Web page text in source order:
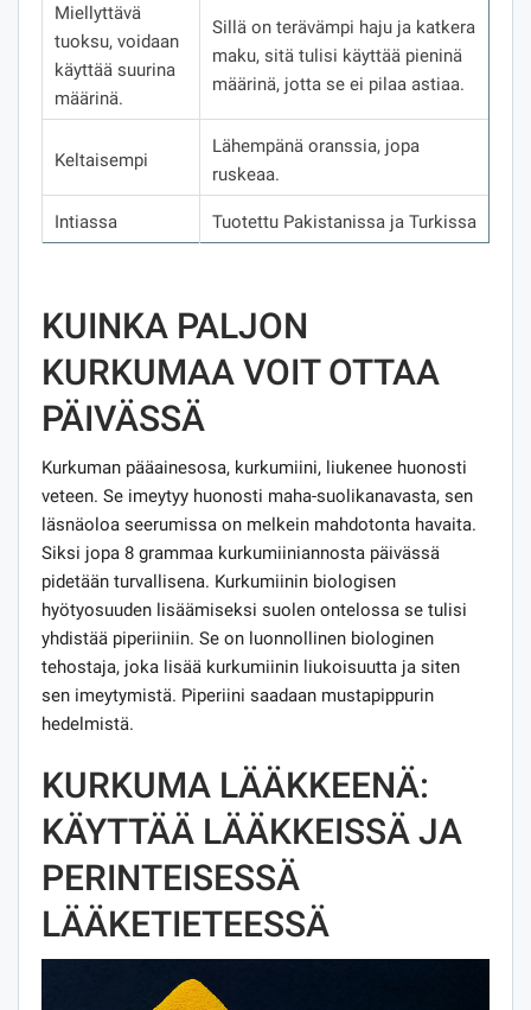
Miellyttävä
tuoksu, voidaan
käyttää suurina
määrinä.
Sillä on terävämpi haju ja katkera
maku, sitä tulisi käyttää pieninä
määrinä, jotta se ei pilaa astiaa.
Keltaisempi
Lähempänä oranssia, jopa
ruskeaa.
Intiassa Tuotettu Pakistanissa ja Turkissa
KUINKA PALJON
KURKUMAA VOIT OTTAA
PÄIVÄSSÄ
Kurkuman pääainesosa, kurkumiini, liukenee huonosti
veteen. Se imeytyy huonosti maha-suolikanavasta, sen
läsnäoloa seerumissa on melkein mahdotonta havaita.
Siksi jopa 8 grammaa kurkumiiniannosta päivässä
pidetään turvallisena. Kurkumiinin biologisen
hyötyosuuden lisäämiseksi suolen ontelossa se tulisi
yhdistää piperiiniin. Se on luonnollinen biologinen
tehostaja, joka lisää kurkumiinin liukoisuutta ja siten
sen imeytymistä. Piperiini saadaan mustapippurin
hedelmistä.
KURKUMA LÄÄKKEENÄ:
KÄYTTÄÄ LÄÄKKEISSÄ JA
PERINTEISESSÄ
LÄÄKETIETEESSÄ